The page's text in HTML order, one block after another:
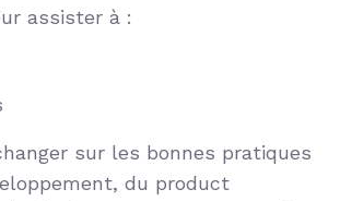
assister à :
sur les bonnes pratiques
du product